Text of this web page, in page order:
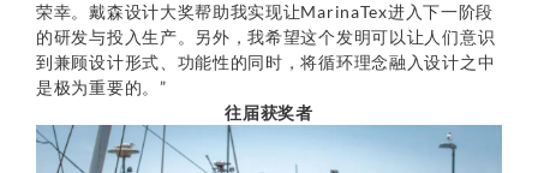
荣幸。戴森设计大奖帮助我实现让MarinaTex进入下一阶段
的研发与投入生产。另外，我希望这个发明可以让人们意识
到兼顾设计形式、功能性的同时，将循环理念融入设计之中
是极为重要的。”
往届获奖者